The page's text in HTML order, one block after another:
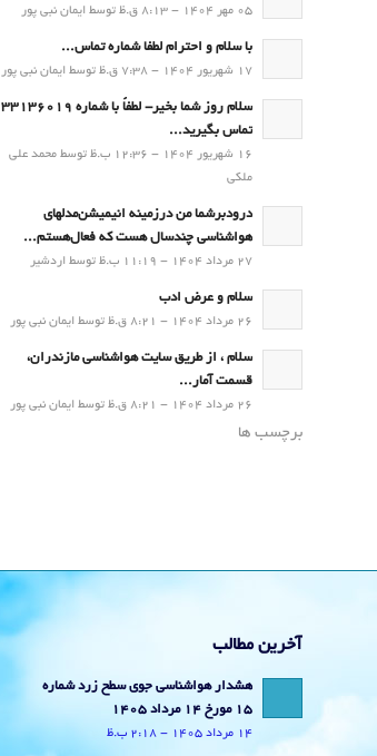
05 مهر 1404 - 8:13 ق.ظ توسط ایمان نبی پور
با سلام و احترام لطفا شماره تماس...
17 شهریور 1404 - 7:38 ق.ظ توسط ایمان نبی پور
سلام روز شما بخیر- لطفاً با شماره 33136019
تماس بگیرید...
16 شهریور 1404 - 12:36 ب.ظ توسط محمد علی
ملکی
درودبرشما من درزمینه انیمیشن‌مدلهای
هواشناسی چندسال هست که فعال‌هستم...
27 مرداد 1404 - 11:19 ب.ظ توسط اردشیر
سلام و عرض ادب
26 مرداد 1404 - 8:21 ق.ظ توسط ایمان نبی پور
سلام ، از طریق سایت هواشناسی مازندران،
قسمت آمار...
26 مرداد 1404 - 8:21 ق.ظ توسط ایمان نبی پور
برچسب ها
آخرین مطالب
هشدار هواشناسی جوی سطح زرد شماره
15 مورخ 14 مرداد 1405
14 مرداد 1405 - 2:18 ب.ظ